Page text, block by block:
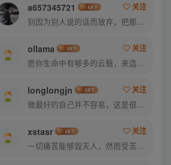
a657345721
关注
别因为别人说的话而放弃，把那些话当做加倍努力的动力
ollama
关注
愿你生命中有够多的云翳，来造成一个美丽的黄昏
longlongjn
关注
做最好的自己并不容易，这是很美好的愿望，需要耐心、坚持和毅力
xstasr
关注
一切痛苦能够毁灭人，然而受苦的人也能把痛苦消灭